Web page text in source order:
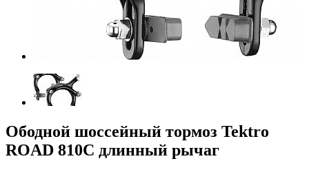
Ободной шоссейный тормоз Tektro
ROAD 810С длинный рычаг